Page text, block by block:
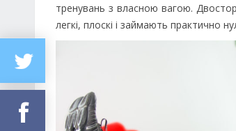
тренувань з власною вагою.
легкі, плоскі і займають практично